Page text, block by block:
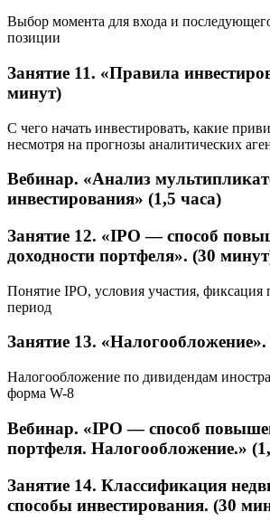
Выбор момента для входа и
позиции
Занятие 11. «Правила
минут)
С чего начать инвестировать, какие
несмотря на прогнозы аналитических
Вебинар. «Анализ
инвестирования» (1,5 часа)
Занятие 12. «IPO — способ
доходности портфеля». (30
Понятие IPO, условия участия,
период
Занятие 13.
Налогообложение по дивидендам
форма W-8
Вебинар. «IPO — способ
портфеля. Налогообложение.»
Занятие 14. Классификация
способы инвестирования. (30